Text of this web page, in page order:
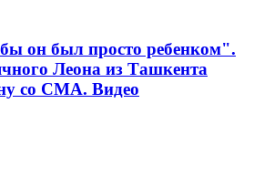
он был просто ребенком".
Леона из Ташкента
со СМА. Видео